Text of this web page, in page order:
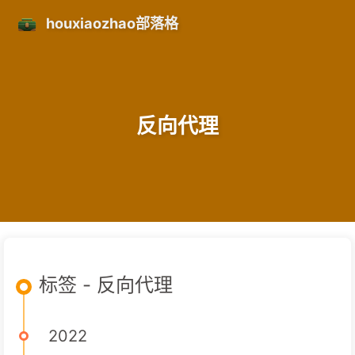
houxiaozhao部落格
反向代理
标签 - 反向代理
2022